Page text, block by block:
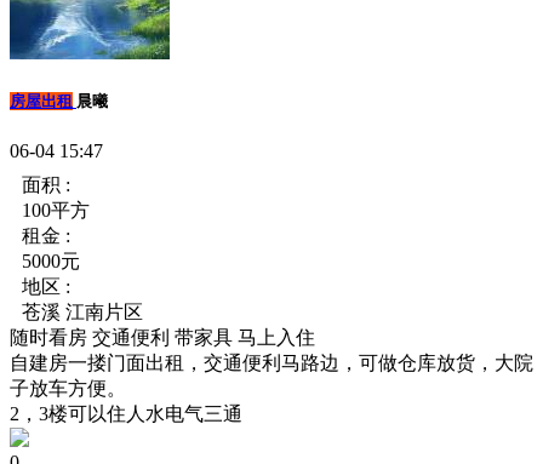
房屋出租 晨曦
06-04 15:47
面积 :
100平方
租金 :
5000元
地区 :
苍溪 江南片区
随时看房 交通便利 带家具 马上入住
自建房一搂门面出租，交通便利马路边，可做仓库放货，大院
子放车方便。
2，3楼可以住人水电气三通